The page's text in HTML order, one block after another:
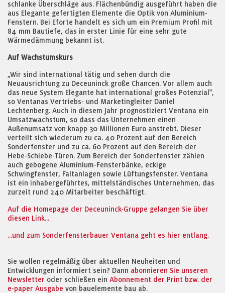
schlanke Überschläge aus. Flächenbündig ausgeführt haben die
aus Elegante gefertigten Elemente die Optik von Aluminium-
Fenstern. Bei Eforte handelt es sich um ein Premium Profil mit
84 mm Bautiefe, das in erster Linie für eine sehr gute
Wärmedämmung bekannt ist.
Auf Wachstumskurs
„Wir sind international tätig und sehen durch die
Neuausrichtung zu Deceuninck große Chancen. Vor allem auch
das neue System Elegante hat international großes Potenzial",
so Ventanas Vertriebs- und Marketingleiter Daniel
Lechtenberg. Auch in diesem Jahr prognostiziert Ventana ein
Umsatzwachstum, so dass das Unternehmen einen
Außenumsatz von knapp 30 Millionen Euro anstrebt. Dieser
verteilt sich wiederum zu ca. 40 Prozent auf den Bereich
Sonderfenster und zu ca. 60 Prozent auf den Bereich der
Hebe-Schiebe-Türen. Zum Bereich der Sonderfenster zählen
auch gebogene Aluminium-Fensterbänke, eckige
Schwingfenster, Faltanlagen sowie Lüftungsfenster. Ventana
ist ein inhabergeführtes, mittelständisches Unternehmen, das
zurzeit rund 240 Mitarbeiter beschäftigt.
Auf die Homepage der Deceuninck-Gruppe gelangen Sie über
diesen Link...
...und zum Sonderfensterbauer Ventana geht es hier entlang.
Sie wollen regelmäßig über aktuellen Neuheiten und
Entwicklungen informiert sein? Dann abonnieren Sie unseren
Newsletter oder schließen ein Abonnement der Print bzw. der
e-paper Ausgabe von bauelemente bau ab.